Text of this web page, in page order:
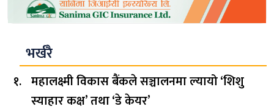
भर्खरै
महालक्ष्मी विकास बैंकले सञ्चालनमा ल्यायो ‘शिशु
स्याहार कक्ष’ तथा ‘डे केयर’